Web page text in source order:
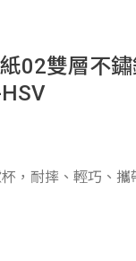
02雙層不
，耐摔、輕巧、